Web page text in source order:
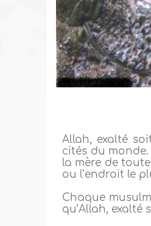
Allah, exalté
cités du
la mère de
ou l’endroit le
Chaque
qu’Allah,